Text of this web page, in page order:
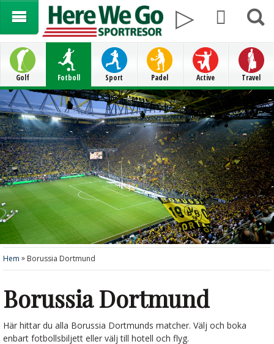
Golf Fotboll Sport Padel Active Travel
Hem » Borussia Dortmund
Borussia Dortmund
Här hittar du alla Borussia Dortmunds matcher. Välj och boka
enbart fotbollsbiljett eller välj till hotell och flyg.